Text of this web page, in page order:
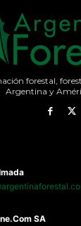
forestal,
Argentina y
SA